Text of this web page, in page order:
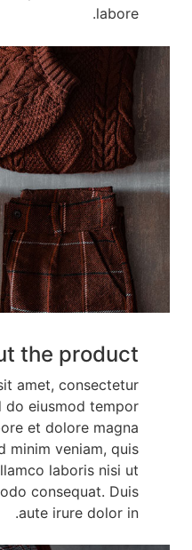
labore.
the product
amet, consectetur
do eiusmod tempor
et dolore magna
minim veniam, quis
laboris nisi ut
consequat. Duis
aute irure dolor in.